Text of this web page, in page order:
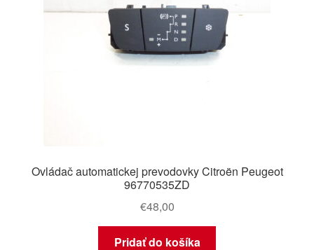
Ovládač automatickej prevodovky Citroën Peugeot
96770535ZD
€48,00
Pridať do košíka